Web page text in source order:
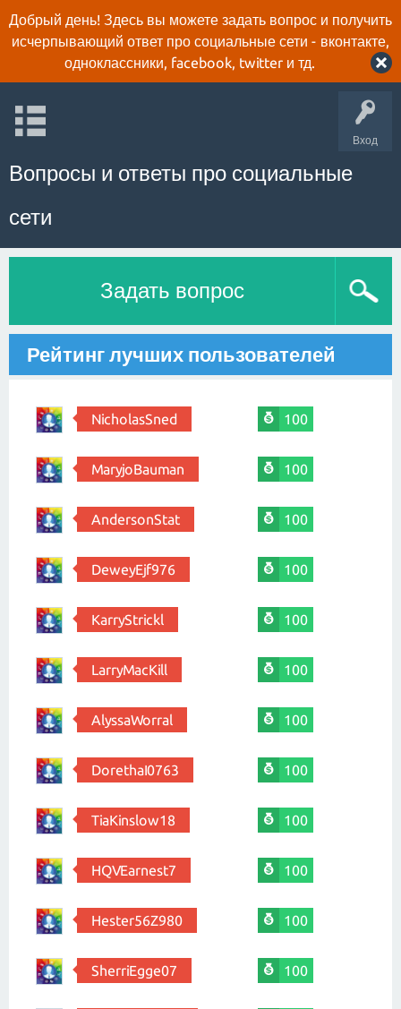
Добрый день! Здесь вы можете задать вопрос и получить
исчерпывающий ответ про социальные сети - вконтакте,
одноклассники, facebook, twitter и тд.
Вход
Вопросы и ответы про социальные
сети
Задать вопрос
Рейтинг лучших пользователей
NicholasSned 100
MaryjoBauman 100
AndersonStat 100
DeweyEjf976 100
KarryStrickl 100
LarryMacKill 100
AlyssaWorral 100
DorethaI0763 100
TiaKinslow18 100
HQVEarnest7 100
Hester56Z980 100
SherriEgge07 100